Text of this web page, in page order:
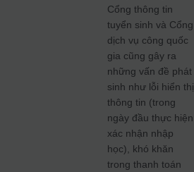
Cổng thông tin
tuyển sinh và Cổng
dịch vụ công quốc
gia cũng gây ra
những vấn đề phát
sinh như lỗi hiển thị
thông tin (trong
ngày đầu thực hiện
xác nhận nhập
học), khó khăn
trong thanh toán